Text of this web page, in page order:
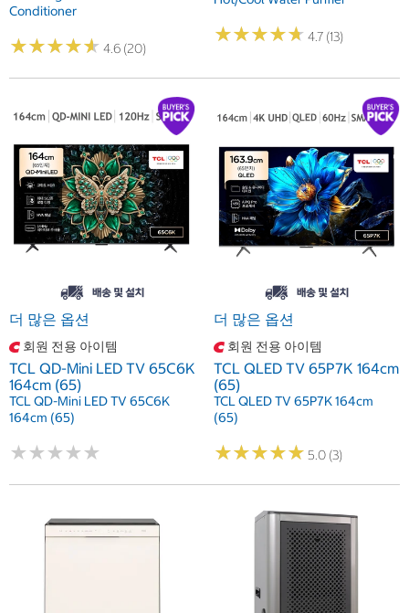
Conditioner
★★★★★
★★★★★ 4.6 (20)
★★★★★
★★★★★ 4.7 (13)
더 많은 옵션
회원 전용 아이템
TCL QD-Mini LED TV 65C6K
164cm (65)
TCL QD-Mini LED TV 65C6K
164cm (65)
★★★★★
★★★★★
더 많은 옵션
회원 전용 아이템
TCL QLED TV 65P7K 164cm
(65)
TCL QLED TV 65P7K 164cm
(65)
★★★★★
★★★★★ 5.0 (3)